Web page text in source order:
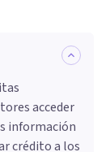
acceder
información
crédito a los